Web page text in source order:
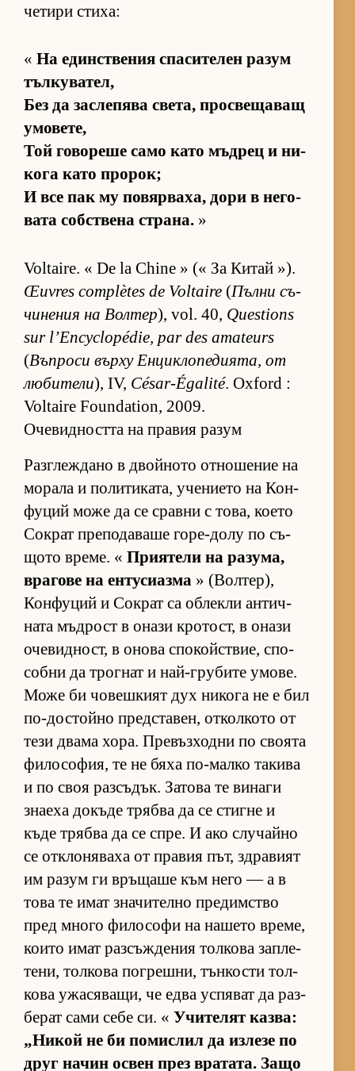
че­тири сти­ха:
« На един­с­т­ве­ния спа­си­те­лен ра­зум
тъл­ку­ва­тел,
Без да зас­ле­пява све­та, прос­ве­ща­ващ
умо­ве­те,
Той го­во­реше само като мъд­рец и ни­
кога като про­рок;
И все пак му по­вяр­ва­ха, дори в не­го­
вата соб­с­т­вена стра­на. »
Voltaire. « De la Chine » (« За Ки­тай »).
Œuvres complètes de Voltaire (Пълни съ­
чи­не­ния на Вол­тер), vol. 40, Questions
sur l’Encyclopédie, par des amateurs
(Въп­роси върху Ен­цик­ло­пе­ди­я­та, от
лю­би­тели), IV, César-Égalité. Oxford :
Voltaire Foundation, 2009.
Очевидността на правия разум
Раз­г­леж­дано в двой­ното от­но­ше­ние на
мо­рала и по­ли­ти­ка­та, уче­ни­ето на Кон­
фу­ций може да се сравни с то­ва, ко­ето
Сок­рат пре­по­да­ваше го­ре-долу по съ­
щото вре­ме. « При­я­тели на ра­зу­ма,
вра­гове на ен­ту­си­азма » (Вол­тер),
Кон­фу­ций и Сок­рат са об­лекли ан­тич­
ната мъд­рост в онази кро­тост, в онази
оче­вид­ност, в онова спо­койс­т­вие, спо­
собни да трог­нат и най-гру­бите умо­ве.
Може би чо­веш­кият дух ни­кога не е бил
по-дос­тойно пред­с­та­вен, от­кол­кото от
тези двама хо­ра. Пре­въз­ходни по сво­ята
фи­ло­со­фия, те не бяха по-малко та­кива
и по своя раз­съ­дък. За­това те ви­наги
зна­еха до­къде трябва да се стигне и
къде трябва да се спре. И ако слу­чайно
се от­к­ло­ня­ваха от пра­вия път, здра­вият
им ра­зум ги връ­щаше към него — а в
това те имат зна­чи­телно пре­дим­с­тво
пред много фи­ло­софи на на­шето вре­ме,
ко­ито имат раз­съж­де­ния тол­кова зап­ле­
те­ни, тол­кова пог­реш­ни, тън­кости тол­
кова ужа­ся­ва­щи, че едва ус­пя­ват да раз­
бе­рат сами себе си. « Учи­те­лят каз­ва:
„Ни­кой не би по­мис­лил да из­лезе по
друг на­чин ос­вен през вра­та­та. Защо